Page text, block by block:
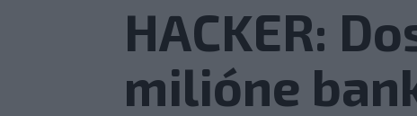
HACKER:
milióne